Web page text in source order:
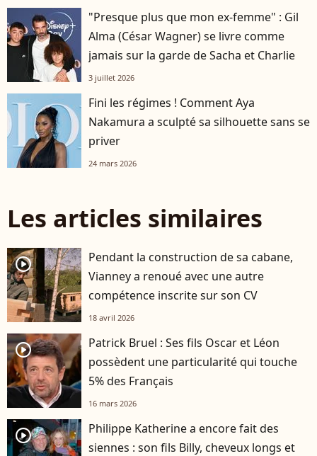
"Presque plus que mon ex-femme" : Gil
Alma (César Wagner) se livre comme
jamais sur la garde de Sacha et Charlie
3 juillet 2026
Fini les régimes ! Comment Aya
Nakamura a sculpté sa silhouette sans se
priver
24 mars 2026
Les articles similaires
player2
Pendant la construction de sa cabane,
Vianney a renoué avec une autre
compétence inscrite sur son CV
18 avril 2026
player2
Patrick Bruel : Ses fils Oscar et Léon
possèdent une particularité qui touche
5% des Français
16 mars 2026
player2
Philippe Katherine a encore fait des
siennes : son fils Billy, cheveux longs et